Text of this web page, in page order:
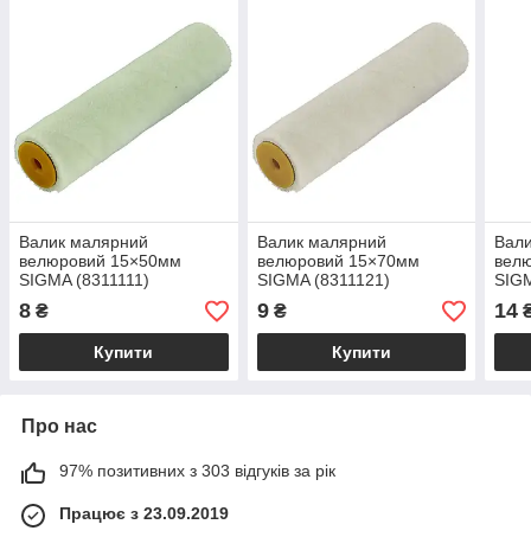
Валик малярний
велюровий 15×50мм
SIGMA (8311111)
8 ₴
Купити
Валик малярний
велюровий 15×70мм
SIGMA (8311121)
9₴
Купити
14
Про нас
97% позитивних з 303 відгуків за рік
Працює з 23.09.2019